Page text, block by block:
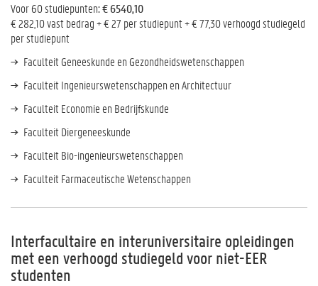
Voor 60 studiepunten: € 6540,10
€ 282,10 vast bedrag + € 27 per studiepunt + € 77,30 verhoogd studiegeld
per studiepunt
Faculteit Geneeskunde en Gezondheidswetenschappen
Faculteit Ingenieurswetenschappen en Architectuur
Faculteit Economie en Bedrijfskunde
Faculteit Diergeneeskunde
Faculteit Bio-ingenieurswetenschappen
Faculteit Farmaceutische Wetenschappen
Interfacultaire en interuniversitaire opleidingen
met een verhoogd studiegeld voor niet-EER
studenten